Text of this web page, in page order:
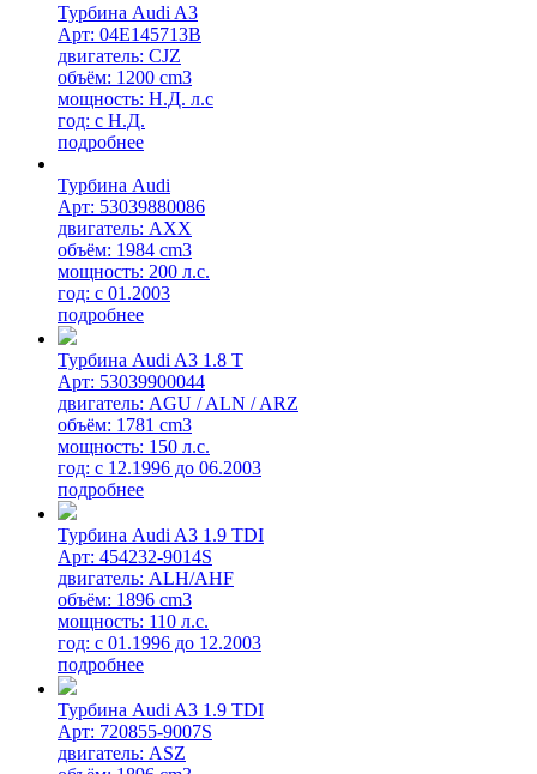
Турбина Audi A3
Арт: 04E145713B
двигатель: CJZ
объём: 1200 cm3
мощность: Н.Д. л.с
год: с Н.Д.
подробнее
Турбина Audi
Арт: 53039880086
двигатель: AXX
объём: 1984 cm3
мощность: 200 л.с.
год: с 01.2003
подробнее
Турбина Audi A3 1.8 T
Арт: 53039900044
двигатель: AGU / ALN / ARZ
объём: 1781 cm3
мощность: 150 л.с.
год: с 12.1996 до 06.2003
подробнее
Турбина Audi A3 1.9 TDI
Арт: 454232-9014S
двигатель: ALH/AHF
объём: 1896 cm3
мощность: 110 л.с.
год: с 01.1996 до 12.2003
подробнее
Турбина Audi A3 1.9 TDI
Арт: 720855-9007S
двигатель: ASZ